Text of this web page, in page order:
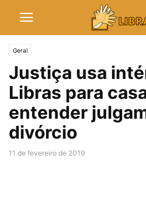
Geral
Justiça usa
Libras para
entender
divórcio
11 de fevereiro de 2019